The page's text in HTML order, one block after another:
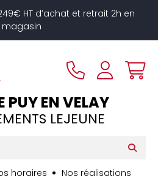
HT d’achat et retrait 2h en
magasin
PUY EN VELAY
LEJEUNE
horaires Nos réalisations